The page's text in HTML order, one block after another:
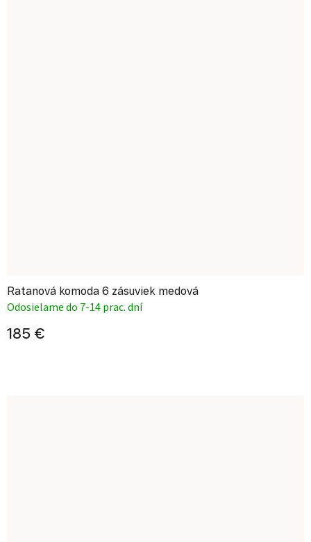
Ratanová komoda 6 zásuviek medová
Odosielame do 7-14 prac. dní
185 €